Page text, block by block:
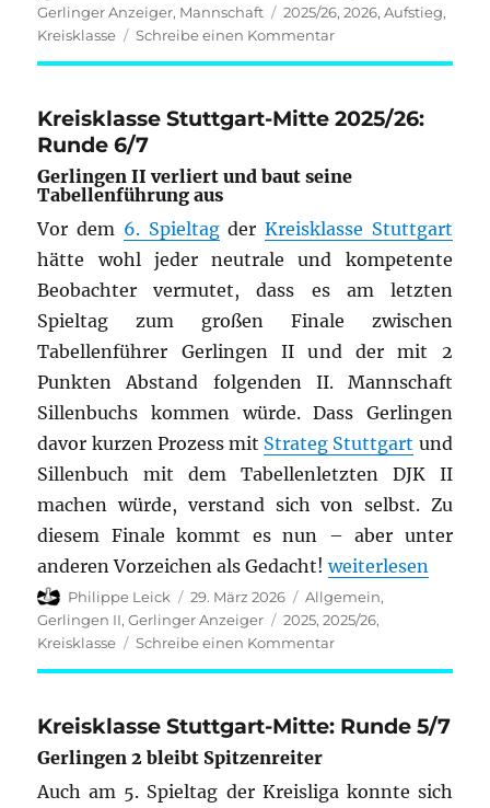
am
Gerlinger Anzeiger, Mannschaft Schlagwörter
2025/26,2026,Aufstieg,
Kreisklasse
Schreibe einen Kommentarzu
Kreisklasse
2025/26:
7/7
Kreisklasse Stuttgart-Mitte 2025/26:
Runde 6/7
Gerlingen II verliert und baut seine
Tabellenführung aus
Vor dem 6. Spieltagder Kreisklasse Stuttgart
hätte wohl jeder neutrale und kompetente
Beobachter vermutet, dass es am letzten
Spieltag zum großen Finale zwischen
Tabellenführer Gerlingen II und der mit 2
Punkten Abstand folgenden II. Mannschaft
Sillenbuchs kommen würde. Dass Gerlingen
davor kurzen Prozess mit Strateg Stuttgart und
Sillenbuch mit dem Tabellenletzten DJK II
machen würde, verstand sich von selbst. Zu
diesem Finale kommt es nun – aber unter
anderen Vorzeichen als Gedacht!„Kreisklasse
weiterlesen
Autor
Philippe Leick
Veröffentlicht
am
29. März 2026 Kategorien
Allgemein,
Gerlingen II,Gerlinger Anzeiger Schlagwörter
2025,2025/26,
Kreisklasse
Schreibe einen Kommentarzu
Kreisklasse
2025/26:
6/7
Kreisklasse Stuttgart-Mitte: Runde 5/7
Gerlingen 2 bleibt Spitzenreiter
Auch am 5. Spieltag der Kreisliga konnte sich